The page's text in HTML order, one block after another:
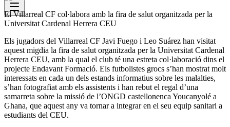
El Villarreal CF col·labora amb la fira de salut organitzada per la
Universitat Cardenal Herrera CEU
Els jugadors del Villarreal CF Javi Fuego i Leo Suárez han visitat
aquest migdia la fira de salut organitzada per la Universitat Cardenal
Herrera CEU, amb la qual el club té una estreta col·laboració dins el
projecte Endavant Formació. Els futbolistes grocs s’han mostrat molt
interessats en cada un dels estands informatius sobre les malalties,
s’han fotografiat amb els assistents i han rebut el regal d’una
samarreta sobre la missió de l’ONGD castellonenca Youcanyolé a
Ghana, que aquest any va tornar a integrar en el seu equip sanitari a
estudiants del CEU.